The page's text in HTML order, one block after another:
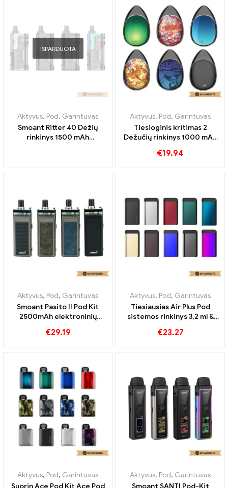
IŠPARDUOTA
Aktyvus, Pod, Garintuvas
Smoant Ritter 40 Dėžių
rinkinys 1500 mAh
Aktyvus, Pod, Garintuvas
Tiesioginis kritimas 2
Dėžučių rinkinys 1000 mAh
didmeninė prekyba 丨
€19.94
Aktyvus, Pod, Garintuvas
Smoant Pasito II Pod Kit
2500mAh elektroninių
prekyba pagal užsakymą
€29.19
Aktyvus, Pod, Garintuvas
Tiesiausias Air Plus Pod
sistemos rinkinys 3,2 ml &
cigarečių didmeninė
€23.27
Aktyvus, Pod, Garintuvas
Aktyvus, Pod, Garintuvas